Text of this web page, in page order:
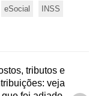
eSocial INSS
tributos e
veja